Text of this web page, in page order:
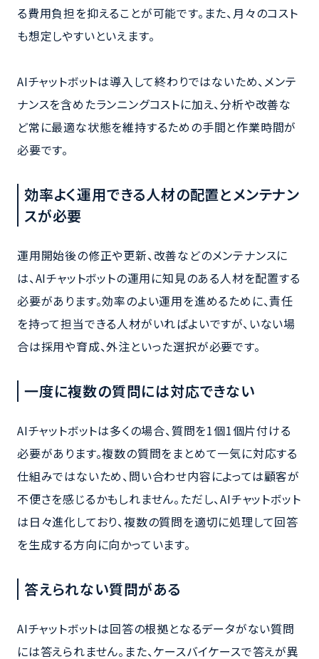
る費用負担を抑えることが可能です。また、月々のコスト
も想定しやすいといえます。
AIチャットボットは導入して終わりではないため、メンテ
ナンスを含めたランニングコストに加え、分析や改善な
ど常に最適な状態を維持するための手間と作業時間が
必要です。
効率よく運用できる人材の配置とメンテナン
スが必要
運用開始後の修正や更新、改善などのメンテナンスに
は、AIチャットボットの運用に知見のある人材を配置する
必要があります。効率のよい運用を進めるために、責任
を持って担当できる人材がいればよいですが、いない場
合は採用や育成、外注といった選択が必要です。
一度に複数の質問には対応できない
AIチャットボットは多くの場合、質問を1個1個片付ける
必要があります。複数の質問をまとめて一気に対応する
仕組みではないため、問い合わせ内容によっては顧客が
不便さを感じるかもしれません。ただし、AIチャットボット
は日々進化しており、複数の質問を適切に処理して回答
を生成する方向に向かっています。
答えられない質問がある
AIチャットボットは回答の根拠となるデータがない質問
には答えられません。また、ケースバイケースで答えが異